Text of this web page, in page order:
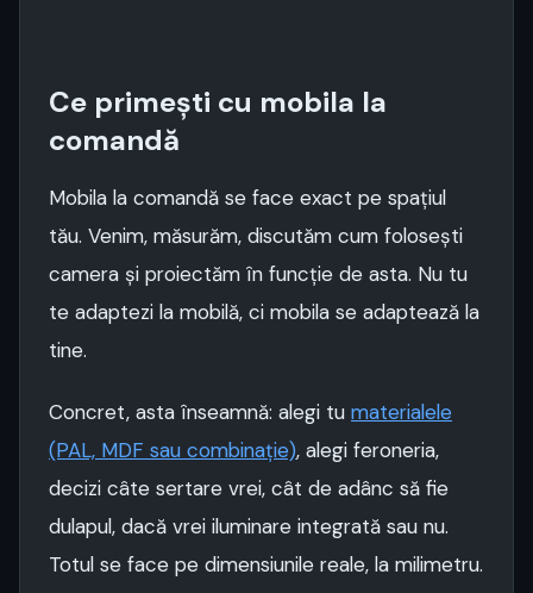
Ce primești cu mobila la
comandă
Mobila la comandă se face exact pe spațiul
tău. Venim, măsurăm, discutăm cum folosești
camera și proiectăm în funcție de asta. Nu tu
te adaptezi la mobilă, ci mobila se adaptează la
tine.
Concret, asta înseamnă: alegi tu materialele
(PAL, MDF sau combinație), alegi feroneria,
decizi câte sertare vrei, cât de adânc să fie
dulapul, dacă vrei iluminare integrată sau nu.
Totul se face pe dimensiunile reale, la milimetru.